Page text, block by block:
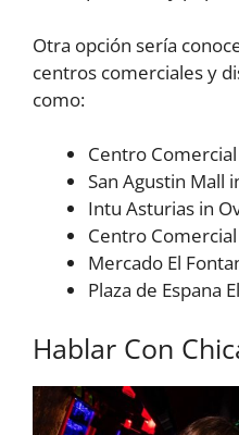
Otra opción sería
centros comerciales y
como:
Centro
San Agustin Mall
Intu Asturias in
Centro
Mercado El
Plaza de Espana
Hablar Con